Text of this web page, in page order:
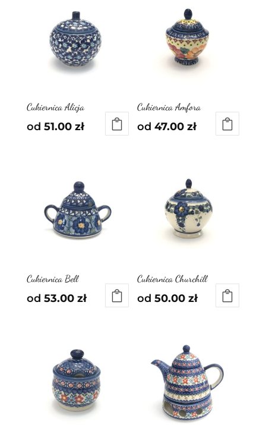
Cukiernica Alicja
od 51.00 zł
Cukiernica Amfora
od47.00zł
Cukiernica Bell
od 53.00 zł
Cukiernica Churchill
od50.00zł